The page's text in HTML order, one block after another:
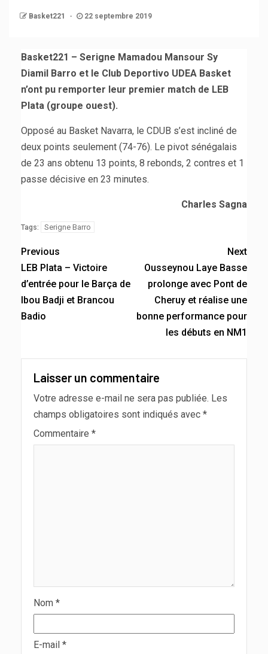
Basket221 22 septembre 2019
Basket221 – Serigne Mamadou Mansour Sy
Diamil Barro et le Club Deportivo UDEA Basket
n’ont pu remporter leur premier match de LEB
Plata (groupe ouest).
Opposé au Basket Navarra, le CDUB s’est incliné de
deux points seulement (74-76). Le pivot sénégalais
de 23 ans obtenu 13 points, 8 rebonds, 2 contres et 1
passe décisive en 23 minutes.
Charles Sagna
Tags: Serigne Barro
Previous
LEB Plata – Victoire
d’entrée pour le Barça de
Ibou Badji et Brancou
Badio
Next
Ousseynou Laye Basse
prolonge avec Pont de
Cheruy et réalise une
bonne performance pour
les débuts en NM1
Laisser un commentaire
Votre adresse e-mail ne sera pas publiée. Les
champs obligatoires sont indiqués avec *
Commentaire *
Nom *
E-mail *